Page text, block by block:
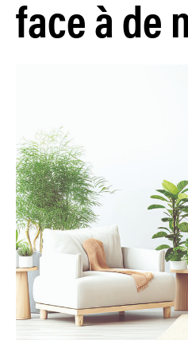
face à de